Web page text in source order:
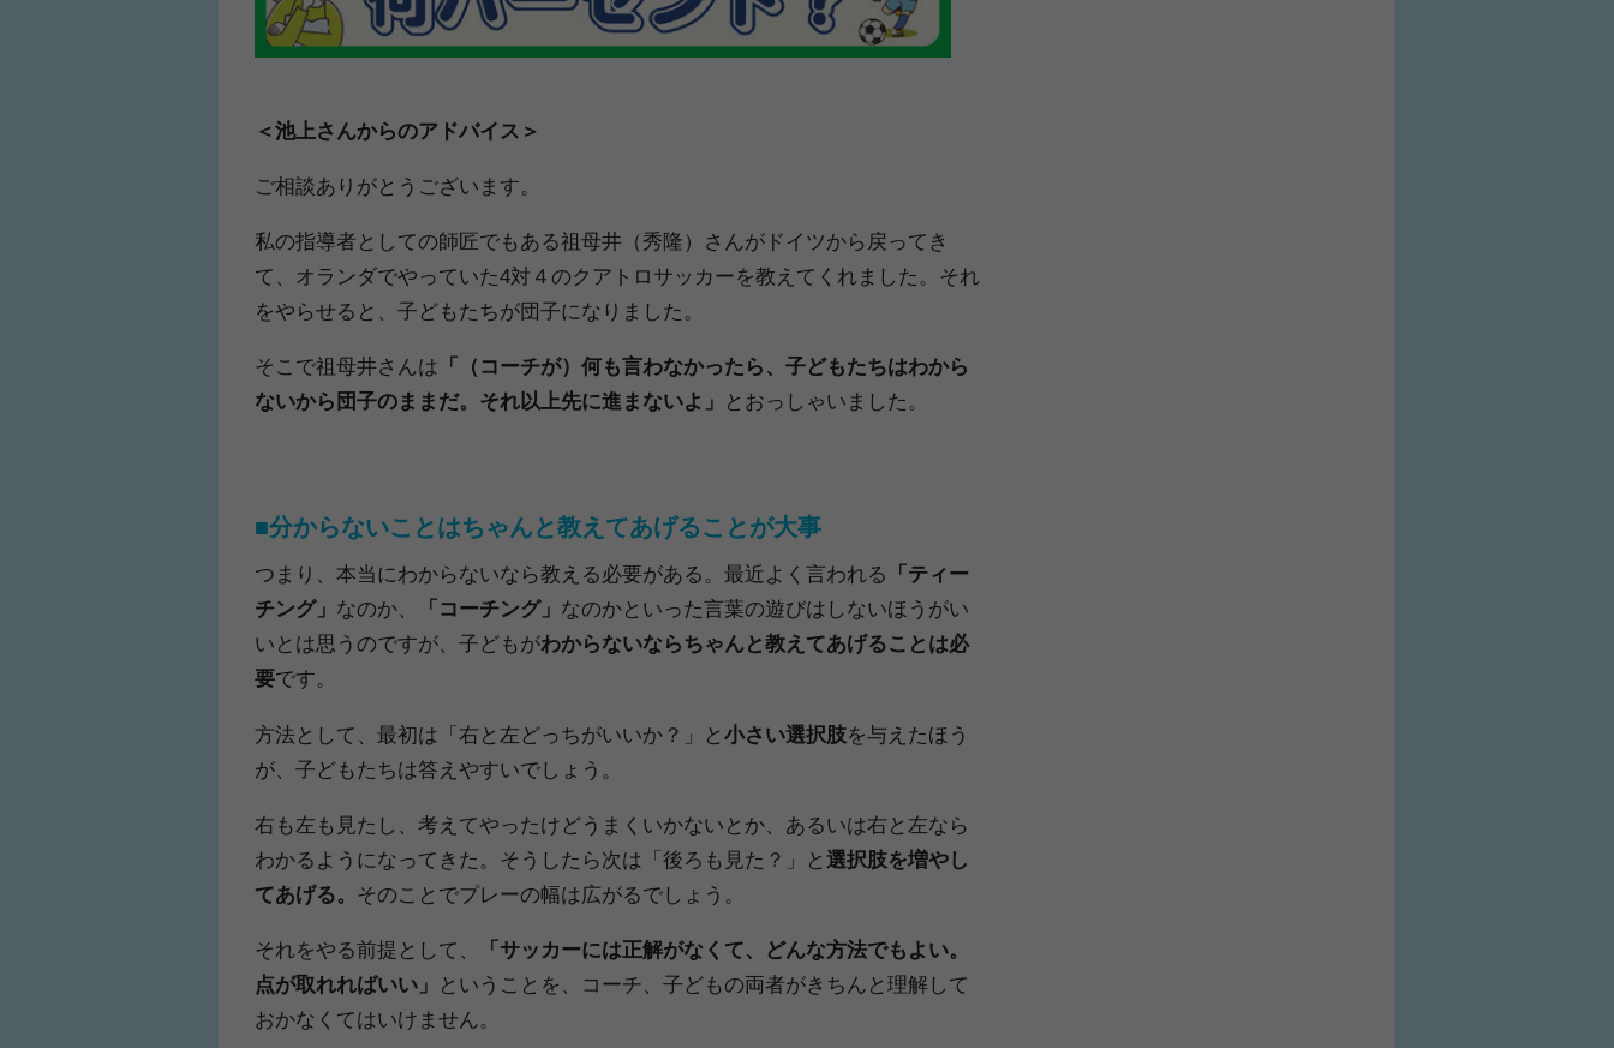
＜池上さんからのアドバイス＞
ご相談ありがとうございます。
私の指導者としての師匠でもある祖母井（秀隆）さんがドイツから戻ってき
て、オランダでやっていた4対４のクアトロサッカーを教えてくれました。それ
をやらせると、子どもたちが団子になりました。
そこで祖母井さんは 「（コーチが）何も言わなかったら、子どもたちはわから
ないから団子のままだ。それ以上先に進まないよ」 とおっしゃいました。
■分からないことはちゃんと教えてあげることが大事
つまり、本当にわからないなら教える必要がある。最近よく言われる 「ティー
チング」 なのか、 「コーチング」 なのかといった言葉の遊びはしないほうがい
いとは思うのですが、子どもがわからないならちゃんと教えてあげることは必
要です。
方法として、最初は「右と左どっちがいいか？」と 小さい選択肢を与えたほう
が、子どもたちは答えやすいでしょう。
右も左も見たし、考えてやったけどうまくいかないとか、あるいは右と左なら
わかるようになってきた。そうしたら次は「後ろも見た？」と 選択肢を増やし
てあげる。 そのことでプレーの幅は広がるでしょう。
それをやる前提として、
「サッカーには正解がなくて、どんな方法でもよい。
点が取れればいい」 ということを、コーチ、子どもの両者がきちんと理解して
おかなくてはいけません。